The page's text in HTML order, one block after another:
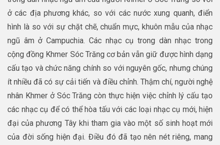
ở các địa phương khác, so với các nước xung quanh, điển
hình là so với sự chặt chẽ, chuẩn mực, khuôn mẫu của nhạc
ngũ âm ở Campuchia. Các nhạc cụ trong dàn nhạc trong
cộng đồng Khmer Sóc Trăng cơ bản vẫn giữ được hình dạng
cấu tạo và chức năng chính so với nguyên gốc, nhưng chúng
ít nhiều đã có sự cải tiến và điều chỉnh. Thậm chí, người nghệ
nhân Khmer ở Sóc Trăng còn thực hiện việc chỉnh lý cấu tạo
các nhạc cụ để có thể hòa tấu với các loại nhạc cụ mới, hiện
đại của phương Tây khi tham gia vào một số sinh hoạt mới
của đời sống hiện đại. Điều đó đã tạo nên nét riêng, mang